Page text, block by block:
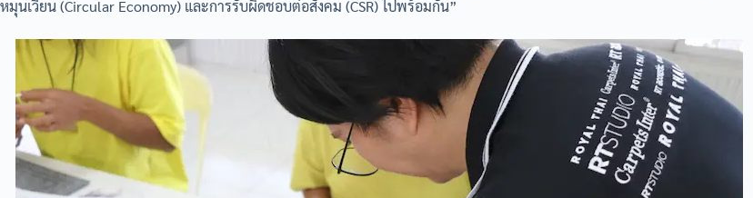
หมุนเวียน (Circular Economy) และการรับผิดชอบต่อสังคม (CSR) ไปพร้อมกัน”